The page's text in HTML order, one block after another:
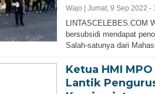
Wajo | Jumat, 9 Sep 2022 -
LINTASCELEBES.COM
bersubsidi mendapat
Salah-satunya dari
Ketua HMI
Lantik